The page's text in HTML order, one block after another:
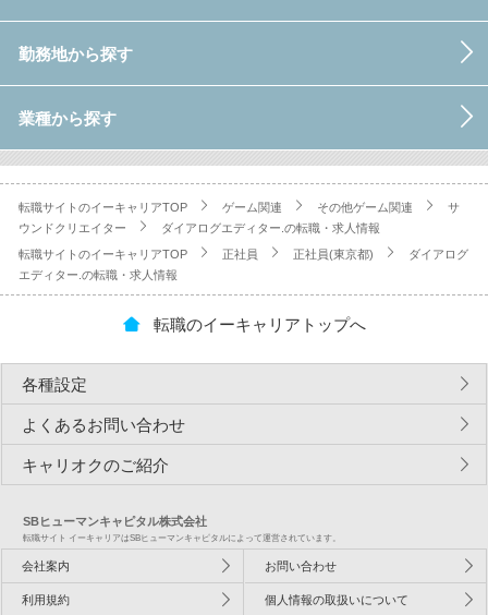
勤務地から探す
業種から探す
転職サイトのイーキャリアTOP ゲーム関連 その他ゲーム関連
サ
ウンドクリエイター
ダイアログエディター.の転職・求人情報
転職サイトのイーキャリアTOP 正社員 正社員(東京都)
ダイアログ
エディター.の転職・求人情報
転職のイーキャリアトップへ
各種設定
よくあるお問い合わせ
キャリオクのご紹介
SBヒューマンキャピタル株式会社
転職サイト イーキャリアはSBヒューマンキャピタルによって運営されています。
会社案内 お問い合わせ
利用規約 個人情報の取扱いについて